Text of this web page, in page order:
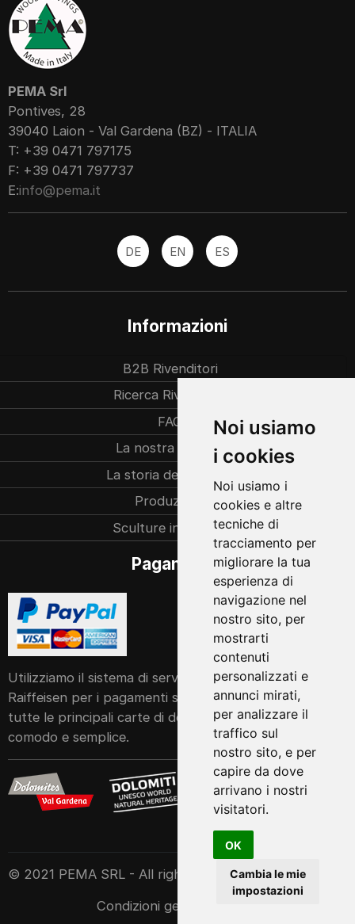
Noi usiamo
i cookies
Noi usiamo i
cookies e altre
tecniche di
tracciamento per
migliorare la tua
esperienza di
navigazione nel
nostro sito, per
mostrarti
contenuti
personalizzati e
annunci mirati,
per analizzare il
traffico sul
nostro sito, e per
capire da dove
arrivano i nostri
visitatori.
OK
Cambia le mie
impostazioni
PEMA Srl
Pontives, 28
39040 Laion - Val Gardena (BZ) - ITALIA
T: +39 0471 797175
F: +39 0471 797737
E:info@pema.it
DE EN ES
Informazioni
B2B Rivenditori
Ricerca Rivenditori
FAQ
La nostra azienda
La storia dell’azienda
Produzione
Sculture individuali
Pagamento
Utilizziamo il sistema di servizi POS della Cassa
Raiffeisen per i pagamenti sul nostro sito web. Accetta
tutte le principali carte di debito e di credito in modo
comodo e semplice.
© 2021 PEMA SRL - All rights reserved
Condizioni generali